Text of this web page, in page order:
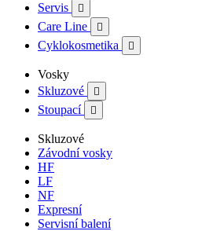
Servis 
Care Line 
Cyklokosmetika 
Vosky
Skluzové

Stoupací 
Skluzové
Závodní vosky
HF
LF
NF
Expresní
Servisní balení